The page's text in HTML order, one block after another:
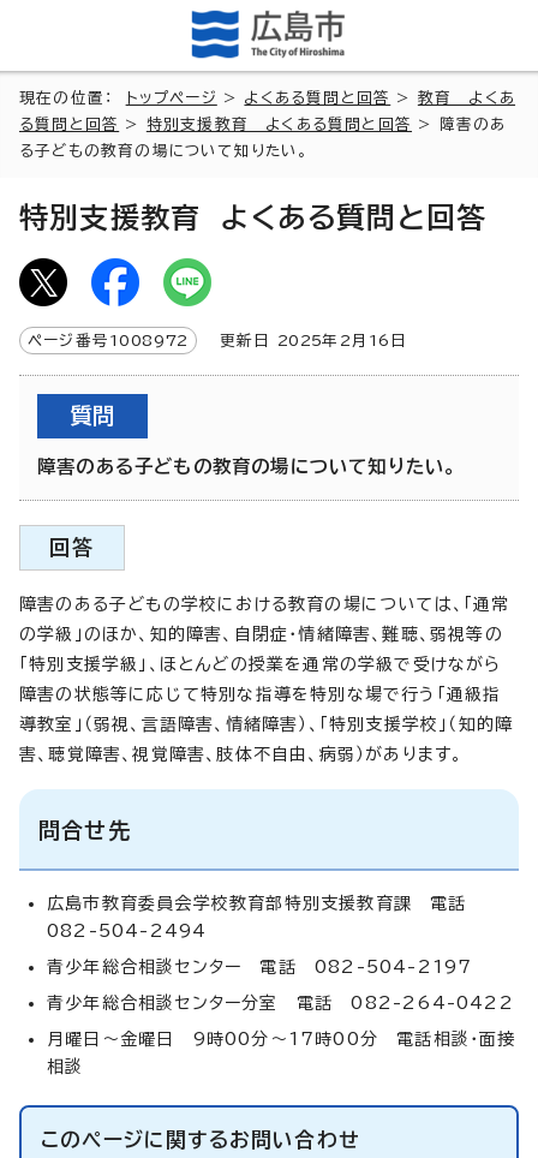
現在の位置： トップページ > よくある質問と回答 > 教育 よくあ
る質問と回答
> 特別支援教育 よくある質問と回答
> 障害のあ
る子どもの教育の場について知りたい。
特別支援教育 よくある質問と回答
ページ番号 1008972 更新日 2025年2月 16 日
質問
障害のある子どもの教育の場について知りたい。
回答
障害のある子どもの学校における教育の場については、「通常
の学級」のほか、知的障害、自閉症・情緒障害、難聴、弱視等の
「特別支援学級」、ほとんどの授業を通常の学級で受けながら
障害の状態等に応じて特別な指導を特別な場で行う「通級指
導教室」（弱視、言語障害、情緒障害）、「特別支援学校」（知的障
害、聴覚障害、視覚障害、肢体不自由、病弱）があります。
問合せ先
広島市教育委員会学校教育部特別支援教育課 電話
082-504-2494
青少年総合相談センター 電話 082-504-2197
青少年総合相談センター分室 電話 082-264-0422
月曜日～金曜日 9時00分～17時00分 電話相談・面接
相談
このページに関するお問い合わせ